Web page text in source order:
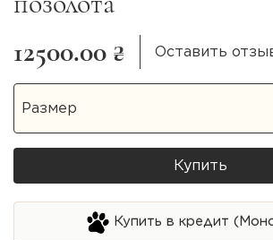
12500.00 ₴
Оставить
Купить
Купить в кредит